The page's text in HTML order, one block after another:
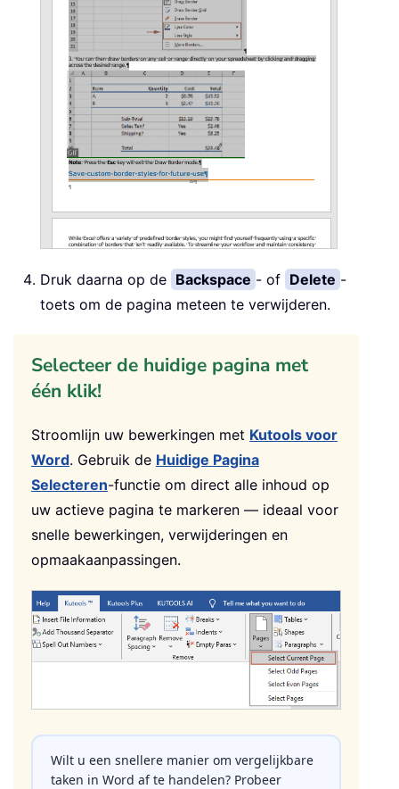
Druk daarna op de Backspace - of Delete -
toets om de pagina meteen te verwijderen.
Selecteer de huidige pagina met
één klik!
Stroomlijn uw bewerkingen met Kutools voor
Word. Gebruik de Huidige Pagina
Selecteren-functie om direct alle inhoud op
uw actieve pagina te markeren — ideaal voor
snelle bewerkingen, verwijderingen en
opmaakaanpassingen.
Wilt u een snellere manier om vergelijkbare
taken in Word af te handelen? Probeer